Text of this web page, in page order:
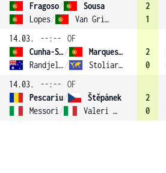
Fragoso/
Sousa
Lopes/ Van Grichen
2
1
14.03.
--:--
OF
Cunha-Silva /
Marques (2)
Randjelovic / Stoliarov
2
0
14.03.
--:--
OF
Pescariu/
Štěpánek
Messori / Valeri (4)
2
0